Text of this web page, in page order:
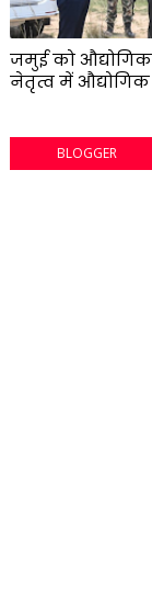
जमुई को
नेतृत्व में
BLOGGER